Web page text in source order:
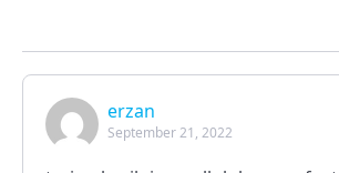
erzan
September 21, 2022